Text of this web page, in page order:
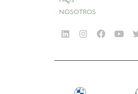
NOSOTROS